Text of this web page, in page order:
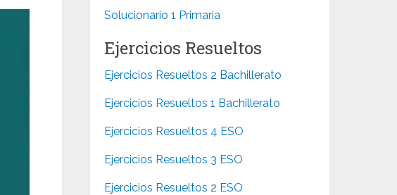
Solucionario 1 Primaria
Ejercicios Resueltos
Ejercicios Resueltos 2 Bachillerato
Ejercicios Resueltos 1 Bachillerato
Ejercicios Resueltos 4 ESO
Ejercicios Resueltos 3 ESO
Ejercicios Resueltos 2 ESO